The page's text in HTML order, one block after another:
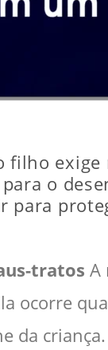
filho
o
para
tratos A
ocorre
da